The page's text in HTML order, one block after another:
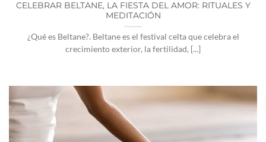
CELEBRAR BELTANE, LA FIESTA DEL AMOR: RITUALES Y
MEDITACIÓN
¿Qué es Beltane?. Beltane es el festival celta que celebra el
crecimiento exterior, la fertilidad, [...]